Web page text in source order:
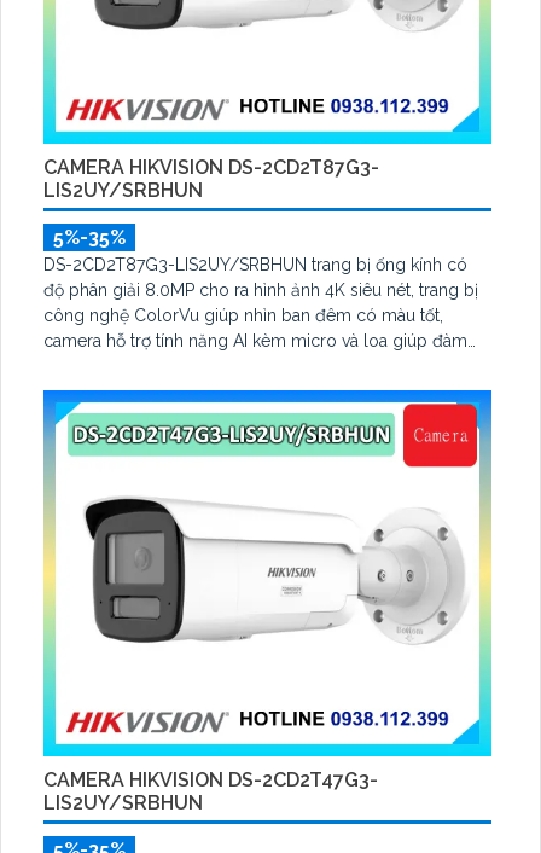
CAMERA HIKVISION DS-2CD2T87G3-
LIS2UY/SRBHUN
5%-35%
DS-2CD2T87G3-LIS2UY/SRBHUN trang bị ống kính có
độ phân giải 8.0MP cho ra hình ảnh 4K siêu nét, trang bị
công nghệ ColorVu giúp nhìn ban đêm có màu tốt,
camera hỗ trợ tính năng AI kèm micro và loa giúp đàm
CAMERA HIKVISION DS-2CD2T47G3-
LIS2UY/SRBHUN